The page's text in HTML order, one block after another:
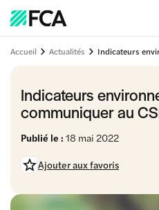
Accueil Actualités
Indicateurs
communiquer au
Publié le : 18 mai 2022
Ajouter aux favoris